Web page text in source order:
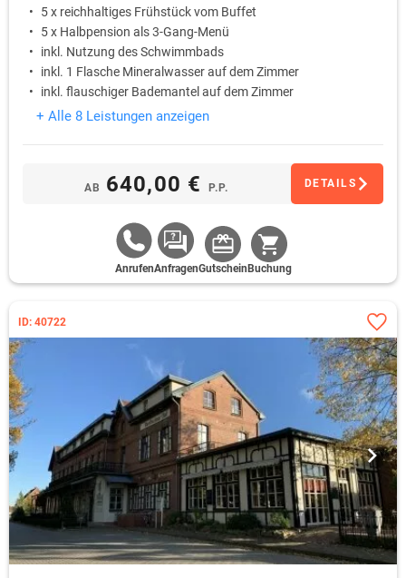
5 x reichhaltiges Frühstück vom Buffet
5 x Halbpension als 3-Gang-Menü
inkl. Nutzung des Schwimmbads
inkl. 1 Flasche Mineralwasser auf dem Zimmer
inkl. flauschiger Bademantel auf dem Zimmer
+ Alle 8 Leistungen anzeigen
AB 640,00 € P.P. DETAILS
AnrufenAnfragenGutschein Buchung
ID: 40722